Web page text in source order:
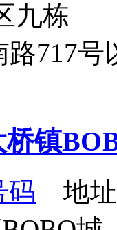
九栋
717号
镇
码 地址